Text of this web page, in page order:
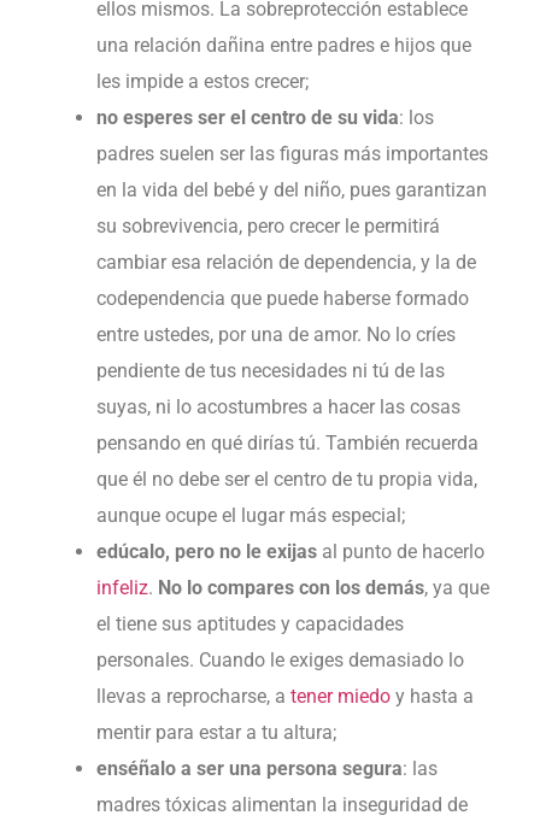
ellos mismos. La sobreprotección establece
una relación dañina entre padres e hijos que
les impide a estos crecer;
no esperes ser el centro de su vida: los
padres suelen ser las figuras más importantes
en la vida del bebé y del niño, pues garantizan
su sobrevivencia, pero crecer le permitirá
cambiar esa relación de dependencia, y la de
codependencia que puede haberse formado
entre ustedes, por una de amor. No lo críes
pendiente de tus necesidades ni tú de las
suyas, ni lo acostumbres a hacer las cosas
pensando en qué dirías tú. También recuerda
que él no debe ser el centro de tu propia vida,
aunque ocupe el lugar más especial;
edúcalo, pero no le exijas al punto de hacerlo
infeliz. No lo compares con los demás, ya que
el tiene sus aptitudes y capacidades
personales. Cuando le exiges demasiado lo
llevas a reprocharse, a tener miedo y hasta a
mentir para estar a tu altura;
enséñalo a ser una persona segura: las
madres tóxicas alimentan la inseguridad de